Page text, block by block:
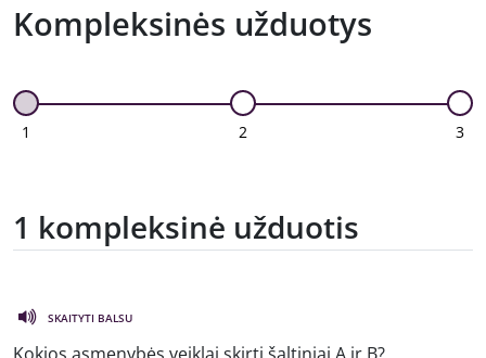
Kompleksinės užduotys
1 2 3
1 kompleksinė užduotis
SKAITYTI BALSU
Kokios asmenybės veiklai skirti šaltiniai A ir B?